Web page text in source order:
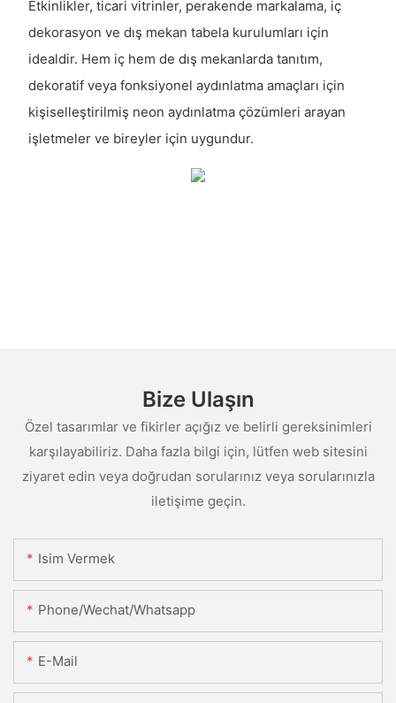
Etkinlikler, ticari vitrinler, perakende markalama, iç
dekorasyon ve dış mekan tabela kurulumları için
idealdir. Hem iç hem de dış mekanlarda tanıtım,
dekoratif veya fonksiyonel aydınlatma amaçları için
kişiselleştirilmiş neon aydınlatma çözümleri arayan
işletmeler ve bireyler için uygundur.
Bize Ulaşın
Özel tasarımlar ve fikirler açığız ve belirli gereksinimleri
karşılayabiliriz. Daha fazla bilgi için, lütfen web sitesini
ziyaret edin veya doğrudan sorularınız veya sorularınızla
iletişime geçin.
Isim Vermek
Phone/Wechat/Whatsapp
E-Mail